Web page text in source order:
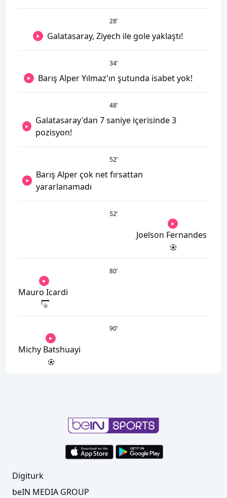
28’
Galatasaray, Ziyech ile gole yaklaştı!
34’
Barış Alper Yılmaz'ın şutunda isabet yok!
48’
Galatasaray'dan 7 saniye içerisinde 3
pozisyon!
52’
Barış Alper çok net fırsattan
yararlanamadı
52’
Joelson Fernandes
80’
Mauro Icardi
90’
Michy Batshuayi
Digiturk
beIN MEDIA GROUP